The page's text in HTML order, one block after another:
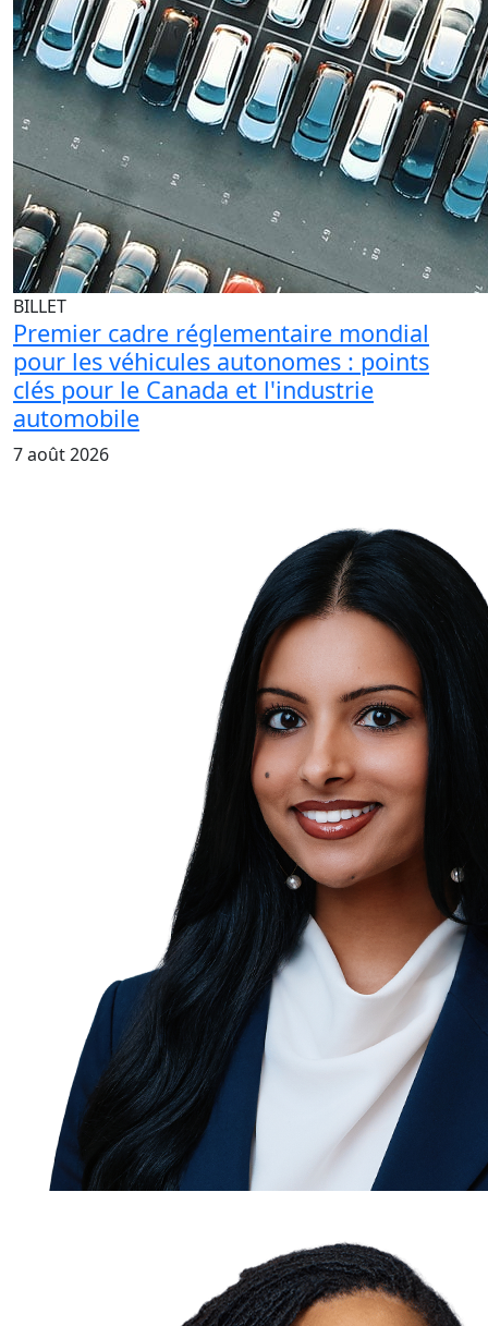
BILLET
Premier cadre réglementaire mondial
pour les véhicules autonomes : points
clés pour le Canada et l'industrie
automobile
7 août 2026